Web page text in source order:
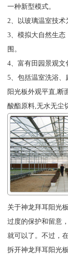
一种新型模式。
2、以玻璃温室技术
3、模拟大自然生
围。
4、富有田园景观文
5、包括温室洗浴、
阳光板外观平直,断
酸酯原料,无水无尘
关于神龙拜耳阳光
过度的保护和留意
就可以了。不过，
拆开神龙拜耳阳光